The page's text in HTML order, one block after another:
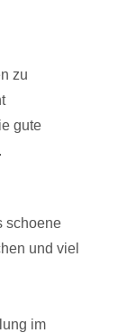
zu
gute
schoene
und viel
im